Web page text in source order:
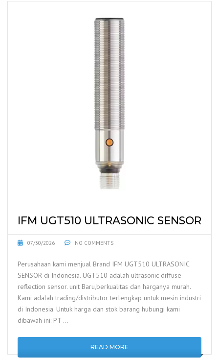
IFM UGT510 ULTRASONIC SENSOR
07/30/2026 NO COMMENTS
Perusahaan kami menjual Brand IFM UGT510 ULTRASONIC
SENSOR di Indonesia. UGT510 adalah ultrasonic diffuse
reflection sensor. unit Baru,berkualitas dan harganya murah.
Kami adalah trading/distributor terlengkap untuk mesin industri
di Indonesia. Untuk harga dan stok barang hubungi kami
dibawah ini: PT …
READ MORE